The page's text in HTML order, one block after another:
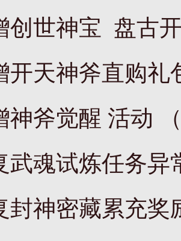
创世神宝 盘古
开天神斧直购
神斧觉醒 活动
武魂试炼任务异
封神密藏累充奖